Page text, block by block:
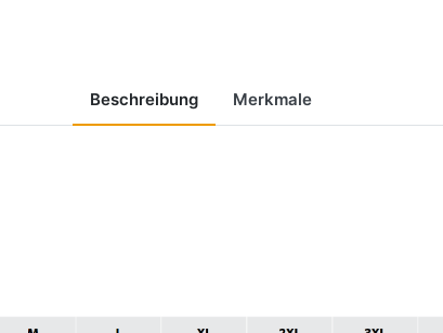
Beschreibung Merkmale